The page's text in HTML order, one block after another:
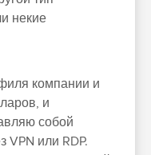
некие
компании и
и
собой
VPN или RDP.